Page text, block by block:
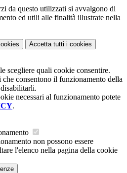
da questo utilizzati si avvalgono di
ed utili alle finalità illustrate nella
Accetta tutti i cookies
scegliere quali cookie consentire.
consentono il funzionamento della
necessari al funzionamento potete
.
non possono essere
l'elenco nella pagina della cookie